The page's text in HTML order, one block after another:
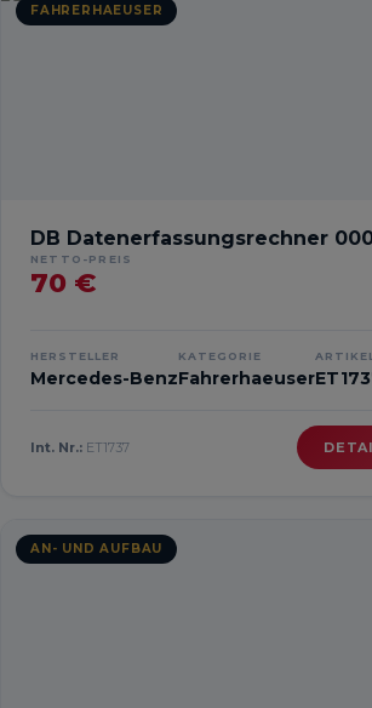
FAHRERHAEUSER
DB Datenerfassungsrechner
NETTO-PREIS
70 €
HERSTELLER
Mercedes-Benz
KATEGORIE
Fahrerhaeuser
Int. Nr.: ET1737
AN- UND AUFBAU